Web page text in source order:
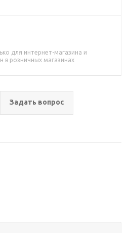
для интернет-магазина и
в розничных магазинах
Задать вопрос